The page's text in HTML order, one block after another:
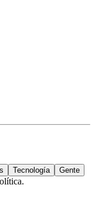
Tecnología Gente
.